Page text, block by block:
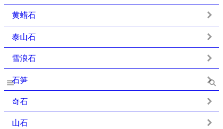
黄蜡石
泰山石
雪浪石
石笋
奇石
山石